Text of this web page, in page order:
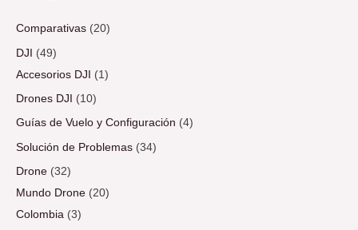
Comparativas (20)
DJI (49)
Accesorios DJI (1)
Drones DJI (10)
Guías de Vuelo y Configuración (4)
Solución de Problemas (34)
Drone (32)
Mundo Drone (20)
Colombia (3)